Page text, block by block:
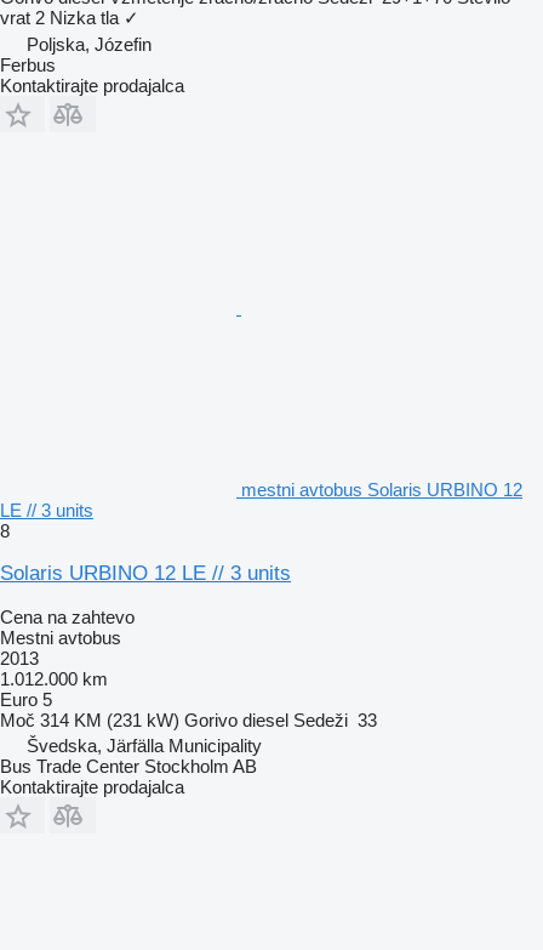
vrat 2 Nizka tla ✓
Poljska, Józefin
Ferbus
Kontaktirajte prodajalca
mestni avtobus Solaris URBINO 12
LE // 3 units
8
Solaris URBINO 12 LE // 3 units
Cena na zahtevo
Mestni avtobus
2013
1.012.000 km
Euro 5
Moč 314 KM (231 kW) Gorivo diesel Sedeži 33
Švedska, Järfälla Municipality
Bus Trade Center Stockholm AB
Kontaktirajte prodajalca